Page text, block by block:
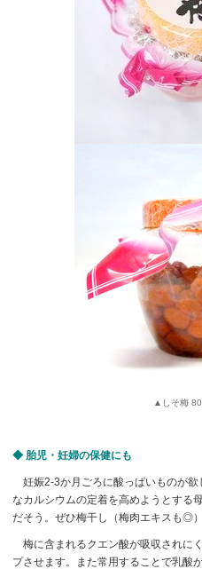
▲しそ梅
◆ 胎児・妊婦の保健にも
妊娠2-3か月ごろに酸っぱいものが欲
なカルシウムの定着を高めようとする
だそう。ぜひ梅干し（梅肉エキスも◎
梅に含まれるクエン酸が吸収されに
プさせます。また常用することで乳酸